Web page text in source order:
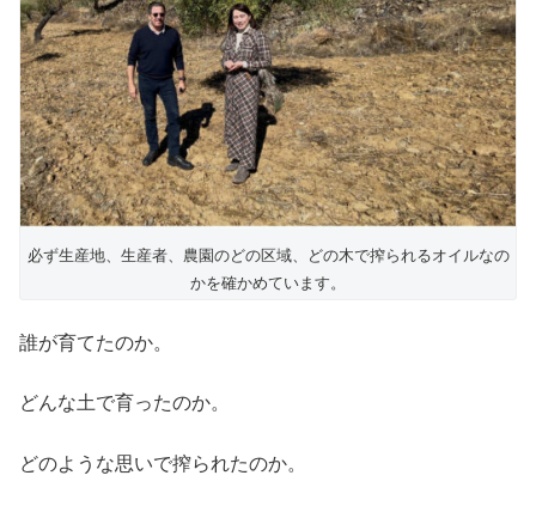
必ず生産地、生産者、農園のどの区域、どの木で搾られるオイルなの
かを確かめています。
誰が育てたのか。
どんな土で育ったのか。
どのような思いで搾られたのか。